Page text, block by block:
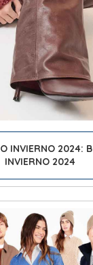
INVIERNO 2024:
INVIERNO 2024